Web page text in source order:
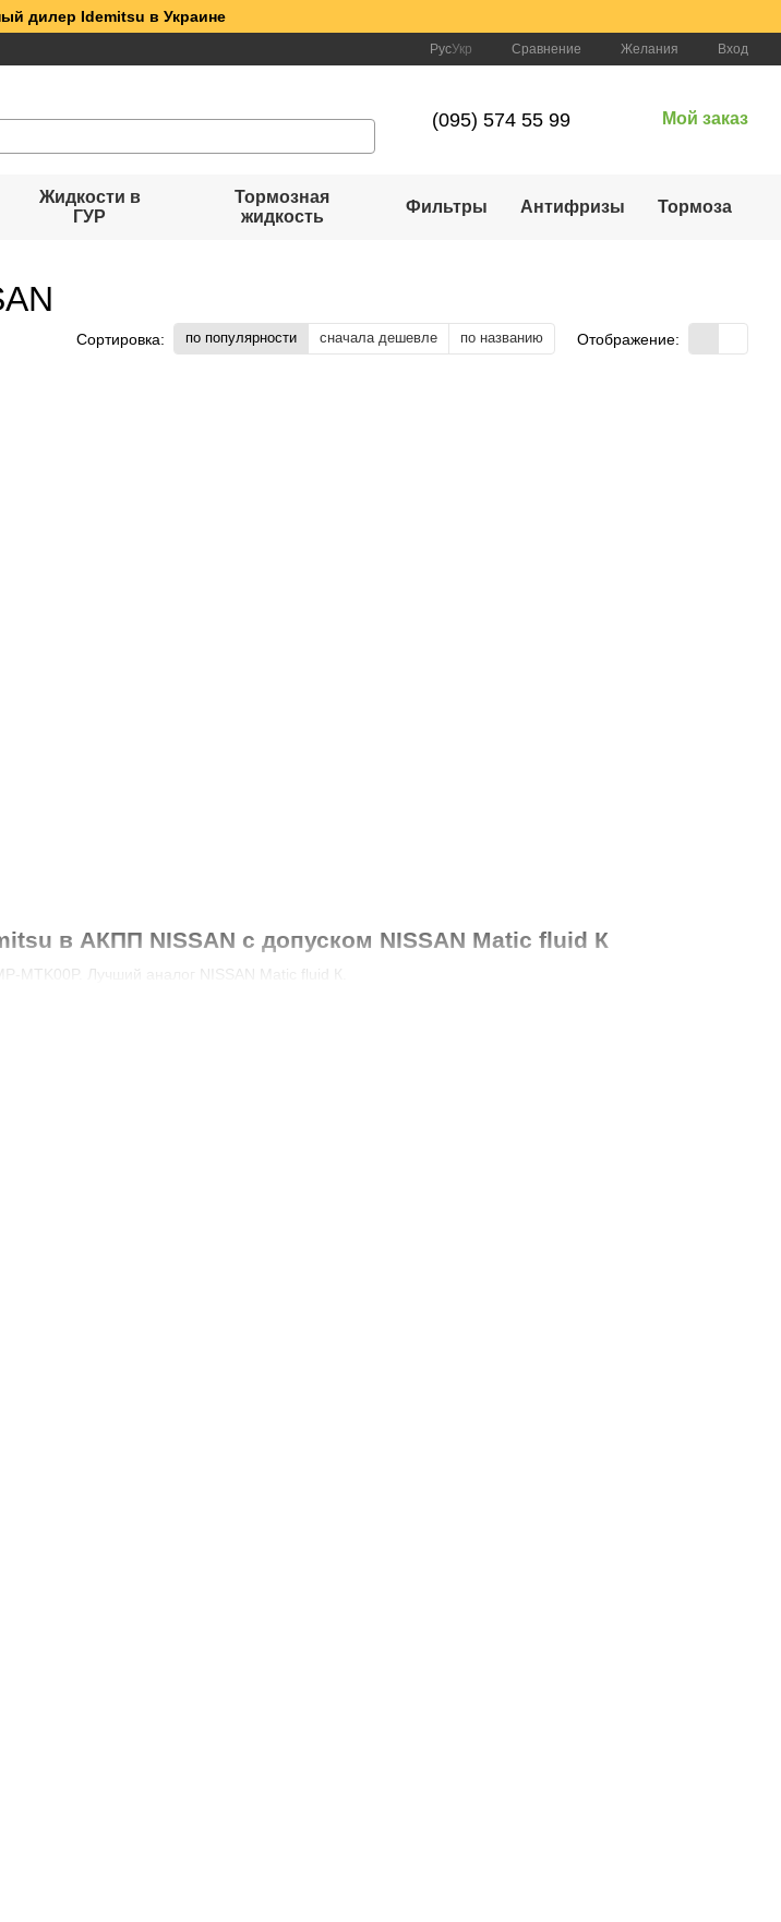
дилер Idemitsu в Украине
РусУкр Сравнение Желания Вход
(095) 574 55 99 Мой заказ
Жидкости в
ГУР
Тормозная
жидкость
Фильтры Антифризы Тормоза
Сортировка: по популярности сначала дешевле по названию Отображение:
в АКПП NISSAN с допуском NISSAN Matic fluid К
MTK00P. Лучший аналог NISSAN Matic fluid К.